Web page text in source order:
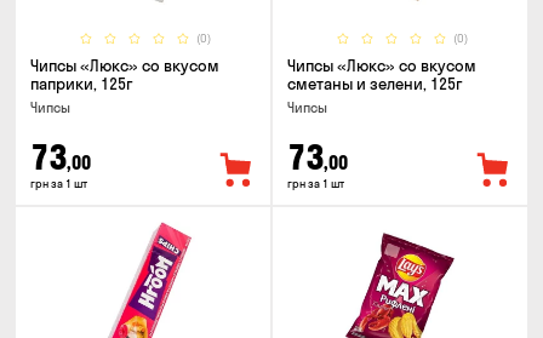
(0)
Чипсы «Люкс» со вкусом
паприки, 125г
Чипсы
73,00
грн за 1 шт
(0)
Чипсы «Люкс» со вкусом
сметаны и зелени, 125г
Чипсы
73,00
грн за 1 шт